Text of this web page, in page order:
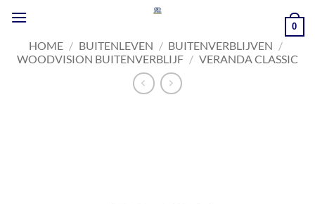
naar
inhoud
0
HOME / BUITENLEVEN / BUITENVERBLIJVEN /
WOODVISION BUITENVERBLIJF / VERANDA CLASSIC